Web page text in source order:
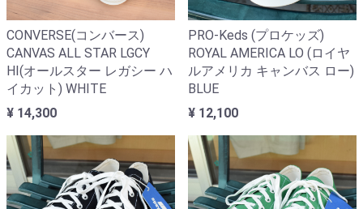
CONVERSE(コンバース)
CANVAS ALL STAR LGCY
HI(オールスター レガシー ハ
イカット) WHITE
¥ 14,300
PRO-Keds (プロケッズ)
ROYAL AMERICA LO (ロイヤ
ルアメリカ キャンバス ロー)
BLUE
¥ 12,100